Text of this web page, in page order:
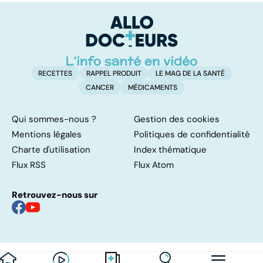
levée de
l'anonymat
RECETTES RAPPEL PRODUIT
LE MAG DE LA SANTÉ
CANCER
MÉDICAMENTS
Qui sommes-nous ?
Gestion des cookies
Mentions légales
Politiques de confidentialité
Charte d'utilisation
Index thématique
Flux RSS
Flux Atom
Retrouvez-nous sur